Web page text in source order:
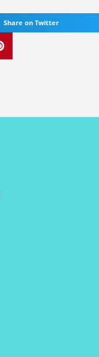
Share on Twitter